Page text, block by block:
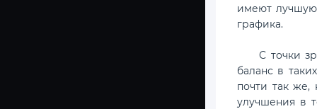
имеют лучшую
графика.
С точки
баланс в
почти так же,
улучшения в